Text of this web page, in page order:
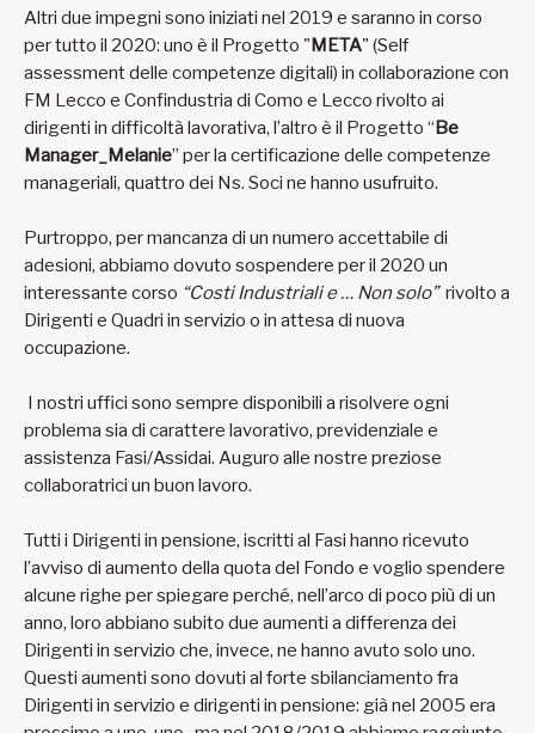
Altri due impegni sono iniziati nel 2019 e saranno in corso
per tutto il 2020: uno è il Progetto "META" (Self
assessment delle competenze digitali) in collaborazione con
FM Lecco e Confindustria di Como e Lecco rivolto ai
dirigenti in difficoltà lavorativa, l’altro è il Progetto “Be
Manager_Melanie” per la certificazione delle competenze
manageriali, quattro dei Ns. Soci ne hanno usufruito.
Purtroppo, per mancanza di un numero accettabile di
adesioni, abbiamo dovuto sospendere per il 2020 un
interessante corso “Costi Industriali e … Non solo”rivolto a
Dirigenti e Quadri in servizio o in attesa di nuova
occupazione.
I nostri uffici sono sempre disponibili a risolvere ogni
problema sia di carattere lavorativo, previdenziale e
assistenza Fasi/Assidai. Auguro alle nostre preziose
collaboratrici un buon lavoro.
Tutti i Dirigenti in pensione, iscritti al Fasi hanno ricevuto
l’avviso di aumento della quota del Fondo e voglio spendere
alcune righe per spiegare perché, nell’arco di poco più di un
anno, loro abbiano subito due aumenti a differenza dei
Dirigenti in servizio che, invece, ne hanno avuto solo uno.
Questi aumenti sono dovuti al forte sbilanciamento fra
Dirigenti in servizio e dirigenti in pensione: già nel 2005 era